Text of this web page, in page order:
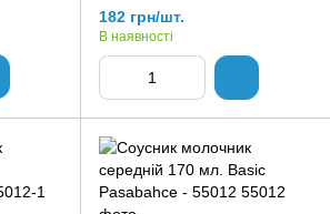
182 грн/шт.
В наявності